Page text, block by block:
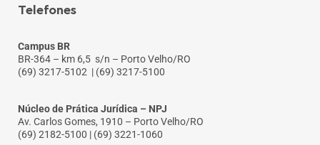
Telefones
Campus BR
BR-364 – km 6,5 s/n – Porto Velho/RO
(69) 3217-5102 | (69) 3217-5100
Núcleo de Prática Jurídica – NPJ
Av. Carlos Gomes, 1910 – Porto Velho/RO
(69) 2182-5100 | (69) 3221-1060